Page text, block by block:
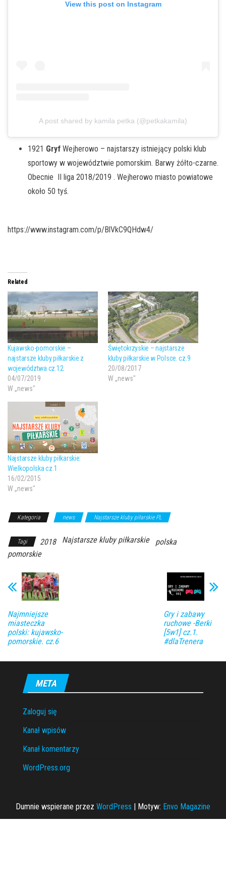
View this post on Instagram
A post shared by kamila petka (@petkakamila)
1921 Gryf Wejherowo – najstarszy istniejący polski klub
sportowy w województwie pomorskim. Barwy żółto-czarne.
Obecnie II liga 2018/2019 . Wejherowo miasto powiatowe
około 50 tyś.
https://www.instagram.com/p/BlVkC9QHdw4/
Related
Kujawsko-pomorskie –
najstarsze kluby piłkarskie z
województwa cz.12.
04/07/2019
W „news"
Świętokrzyskie – najstarsze
kluby piłkarskie w Polsce. cz.9
20/08/2017
W „news"
Najstarsze kluby piłkarskie:
Wielkopolska cz.1
16/02/2015
W „news"
Kategoria news Najstarsze kluby piłarskie PL
Tagi 2018 Najstarsze kluby piłkarskie
polska
pomorskie
Najmniejsze
miasteczka
polski: kujawsko-
pomorskie. cz.6
Gry i zabawy
ruchowe -Berki
[5w1] cz.1.
#dlaTrenera
META
Zaloguj się
Kanał wpisów
Kanał komentarzy
WordPress.org
Dumnie wspierane przez WordPress | Motyw: Envo Magazine